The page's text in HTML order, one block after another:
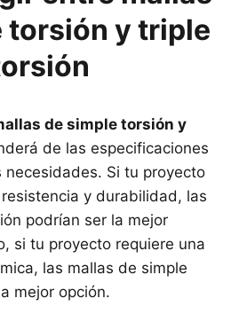
torsión y triple
de simple torsión y
de las especificaciones
Si tu proyecto
y durabilidad, las
podrían ser la mejor
si tu proyecto requiere una
las mallas de simple
mejor opción.